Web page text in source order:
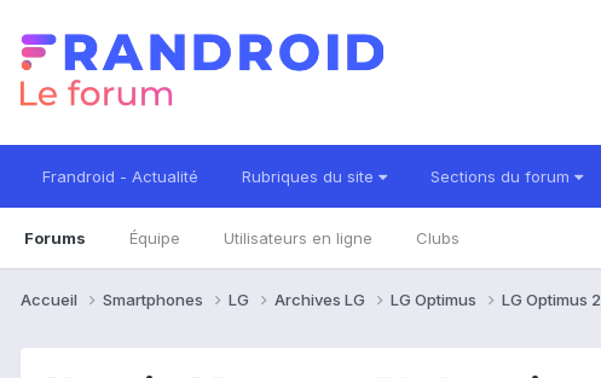
Frandroid - Actualité Rubriques du site Sections du forum
Forums Équipe Utilisateurs en ligne Clubs
Accueil Smartphones LG Archives LG LG Optimus LG Optimus